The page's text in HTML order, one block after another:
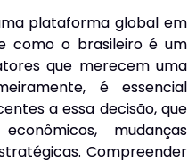
plataforma global em
como o brasileiro é um
que merecem uma
é essencial
a essa decisão, que
mudanças
Compreender